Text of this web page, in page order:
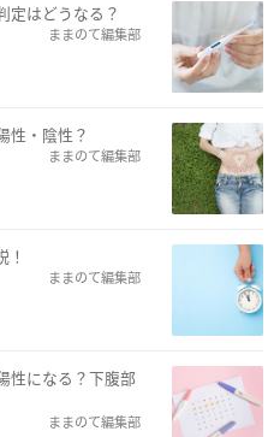
定はどうなる？
ままのて編集部
性・陰性？
ままのて編集部
ままのて編集部
性になる？下腹部
ままのて編集部